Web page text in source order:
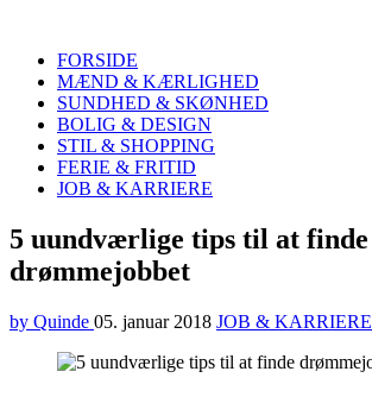
FORSIDE
MÆND & KÆRLIGHED
SUNDHED & SKØNHED
BOLIG & DESIGN
STIL & SHOPPING
FERIE & FRITID
JOB & KARRIERE
Menu
5 uundværlige tips til at finde
drømmejobbet
by Quinde 05. januar 2018 JOB & KARRIERE